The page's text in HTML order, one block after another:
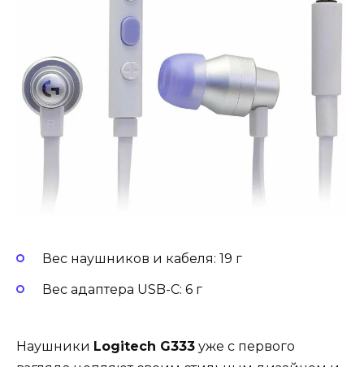
Вес наушников и кабеля: 19 г
Вес адаптера USB-C: 6 г
Наушники Logitech G333 уже с первого